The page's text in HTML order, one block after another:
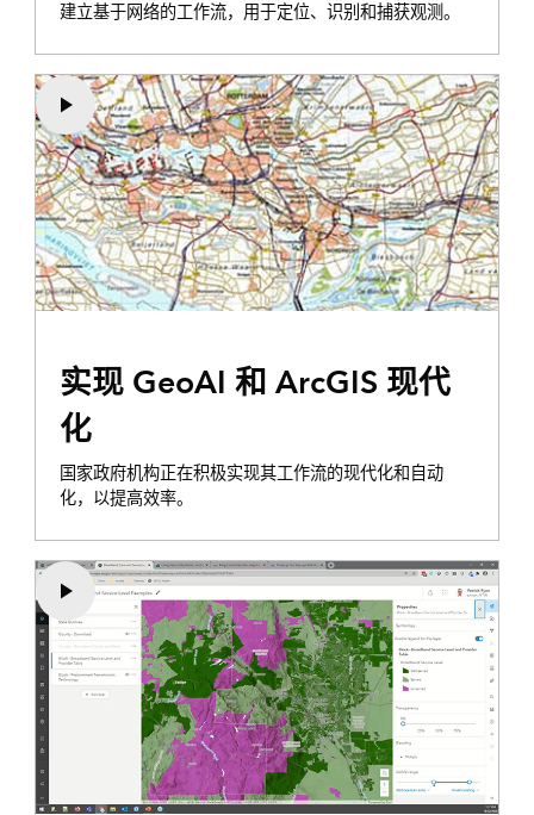
建立基于网络的工作流，用于定位、识别和捕获观测。
实现 GeoAI 和 ArcGIS 现代
化
国家政府机构正在积极实现其工作流的现代化和自动
化，以提高效率。